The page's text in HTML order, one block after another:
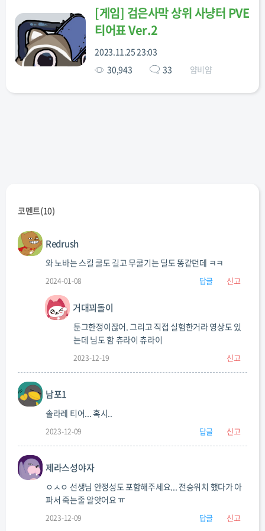
[게임] 검은사막 상위 사냥터 PVE
티어표 Ver.2
2023.11.25 23:03
30,943
33 얌비얌
코멘트(10)
Redrush
와 노바는 스킬 쿨도 길고 무쿨기는 딜도 똥같던데 ㅋㅋ
2024-01-08 답글 신고
거대꾀돌이
툰그한정이잖어. 그리고 직접 실험한거라 영상도 있
는데 님도 함 츄라이 츄라이
2023-12-19 신고
남포1
솔라레 티어... 혹시..
2023-12-09 답글 신고
제라스성야자
ㅇㅅㅇ 선생님 안정성도 포함해주세요... 전승위치 했다가 아
파서 죽는줄 알앗어요 ㅠ
2023-12-09 답글 신고